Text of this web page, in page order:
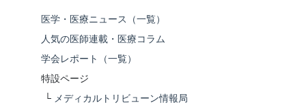
医学・医療ニュース（一覧）
人気の医師連載・医療コラム
学会レポート（一覧）
特設ページ
└ メディカルトリビューン情報局